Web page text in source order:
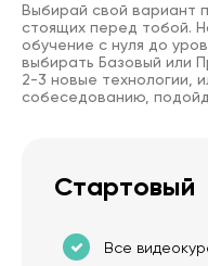
Выбирай свой вариант
стоящих перед тобой.
обучение с нуля до
выбирать Базовый или
2-3 новые технологии,
собеседованию,
Стартовый
Все